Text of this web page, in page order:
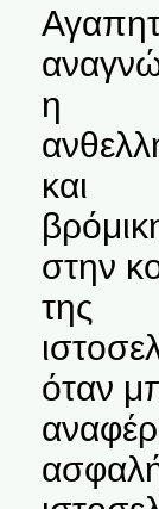
η
και
στην
της
όταν